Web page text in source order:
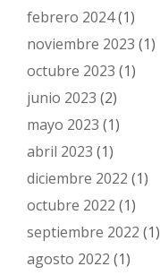
febrero 2024(1)
noviembre 2023 (1)
octubre 2023 (1)
junio 2023 (2)
mayo 2023 (1)
abril 2023 (1)
diciembre 2022 (1)
octubre 2022 (1)
septiembre 2022 (1)
agosto 2022 (1)